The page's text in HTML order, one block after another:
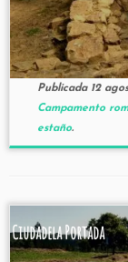
Publicada 12
Campamento
estaño.
Ciudadela Portada